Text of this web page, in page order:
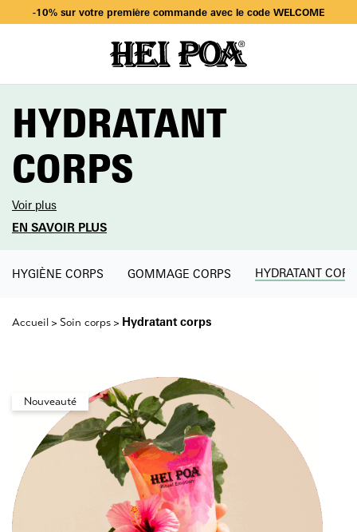
Livraison offerte dès 49€ d’achat en sélectionnant Mondial Relay
-10% sur votre première commande avec le code WELCOME
HYDRATANT
CORPS
Voir plus
EN SAVOIR PLUS
HYGIÈNE CORPS GOMMAGE CORPS HYDRATANT
Accueil > Soin corps > Hydratant corps
Nouveauté